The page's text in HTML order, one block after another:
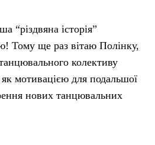
“різдвяна історія”
Тому ще раз вітаю Полінку,
колективу
мотивацією для подальшої
нових танцювальних